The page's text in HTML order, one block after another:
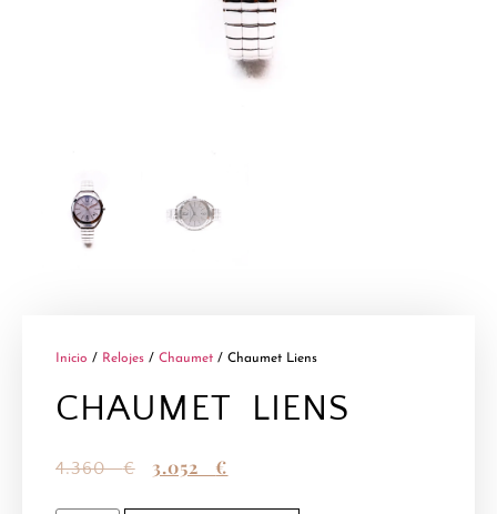
Inicio / Relojes / Chaumet / Chaumet Liens
CHAUMET LIENS
4.360€ 3.052 €